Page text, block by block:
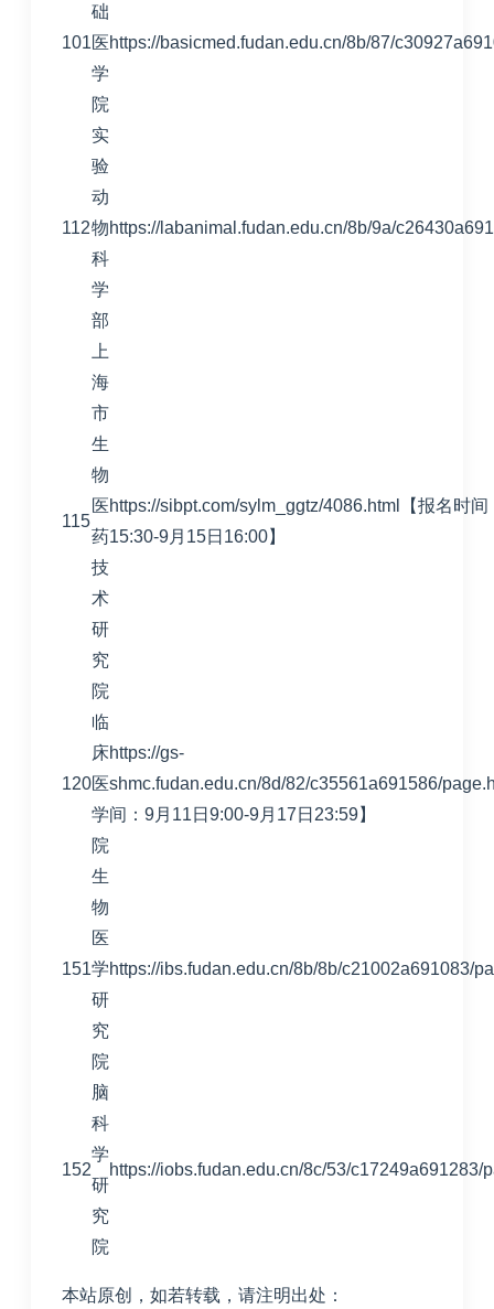
101
础
医
学
院
https://basicmed.fudan.edu.cn/8b/87/
112
实
验
动
物
科
学
部
https://labanimal.fudan.edu.cn/8b/9a/
115
上
海
市
生
物
医
药
技
术
研
究
院
https://sibpt.com/sylm_ggtz/4086.html【报名时
15:30-9月15日16:00】
120
临
床
医
学
院
https://gs-
shmc.fudan.edu.cn/8d/82/c35561a691586/
间：9月11日9:00-9月17日23:59】
151
生
物
医
学
研
究
院
https://ibs.fudan.edu.cn/8b/8b/c21002a691083/
152
脑
科
学
研
究
院
https://iobs.fudan.edu.cn/8c/53/c17249a691283/
本站原创，如若转载，请注明出处：